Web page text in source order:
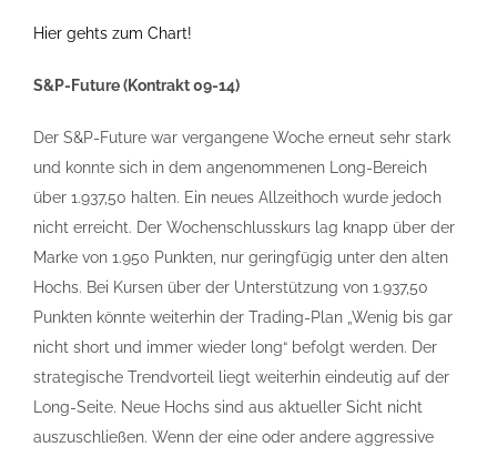
Hier gehts zum Chart!
S&P-Future (Kontrakt 09-14)
Der S&P-Future war vergangene Woche erneut sehr stark
und konnte sich in dem angenommenen Long-Bereich
über 1.937,50 halten. Ein neues Allzeithoch wurde jedoch
nicht erreicht. Der Wochenschlusskurs lag knapp über der
Marke von 1.950 Punkten, nur geringfügig unter den alten
Hochs. Bei Kursen über der Unterstützung von 1.937,50
Punkten könnte weiterhin der Trading-Plan „Wenig bis gar
nicht short und immer wieder long“ befolgt werden. Der
strategische Trendvorteil liegt weiterhin eindeutig auf der
Long-Seite. Neue Hochs sind aus aktueller Sicht nicht
auszuschließen. Wenn der eine oder andere aggressive